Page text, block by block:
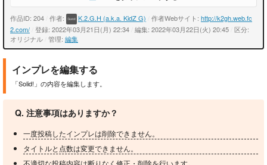
作品ID: 204 作者: K.2.G.H (a.k.a. KidZ G) 作者Webサイト: http://k2gh.web.fc
2.com/ 登録: 2022年03月21日(月) 22:34 編集: 2022年03月22日(火) 20:45 区分:
オリジナル 管理: 編集
インプレを編集する
「Solid!」の内容を編集します。
Q. 注意事項はありますか？
一度投稿したインプレは削除できません。
タイトルと点数は変更できません。